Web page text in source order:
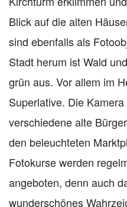
Blick auf die alten
sind ebenfalls als
Stadt herum ist Wald
grün aus. Vor allem im
Superlative. Die
verschiedene alte
den beleuchteten
Fotokurse werden
angeboten, denn auch
wunderschönes